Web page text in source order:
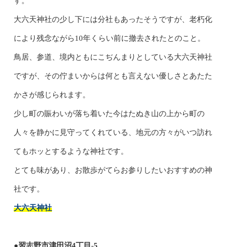
大六天神社の少し下には分社もあったそうですが、老朽化
により残念ながら10年くらい前に撤去されたとのこと。
鳥居、参道、境内ともにこぢんまりとしている大六天神社
ですが、その佇まいからは何とも言えない優しさとあたた
かさが感じられます。
少し町の賑わいが落ち着いた今はたぬき山の上から町の
人々を静かに見守ってくれている、地元の方々がいつ訪れ
てもホッとするような神社です。
とても味があり、お散歩がてらお参りしたいおすすめの神
社です。
大六天神社